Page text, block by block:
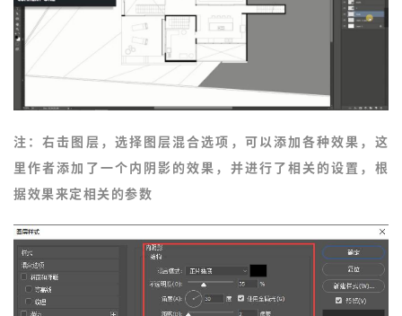
注：右击图层，选择图层混合选项，可以添加各种效果，这
里作者添加了一个内阴影的效果，并进行了相关的设置，根
据效果来定相关的参数